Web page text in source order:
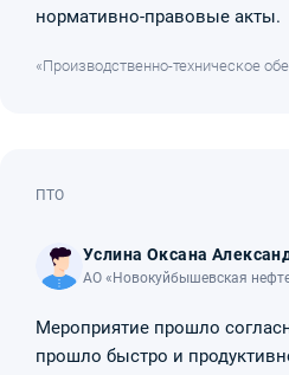
нормативно-правовые акты.
«Производственно-техническое
ПТО
Услина Оксана
АО «Новокуйбышевская
Мероприятие прошло
прошло быстро и